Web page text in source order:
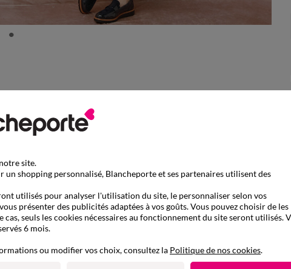
site.
un shopping personnalisé, Blancheporte et ses partenaires utilisent des
utilisés pour analyser l'utilisation du site, le personnaliser selon vos
présenter des publicités adaptées à vos goûts. Vous pouvez choisir de les
cas, seuls les cookies nécessaires au fonctionnement du site seront utilisés.
6 mois.
ou modifier vos choix, consultez la Politique de nos cookies.